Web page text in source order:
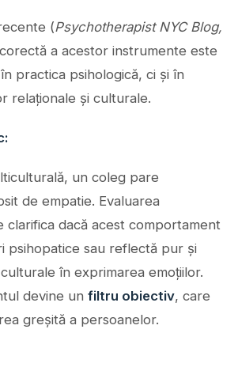
(Psychotherapist NYC Blog,
a acestor instrumente este
practica psihologică, ci și în
relaționale și culturale.
un coleg pare
de empatie. Evaluarea
clarifica dacă acest comportament
psihopatice sau reflectă pur și
în exprimarea emoțiilor.
devine un filtru obiectiv, care
greșită a persoanelor.